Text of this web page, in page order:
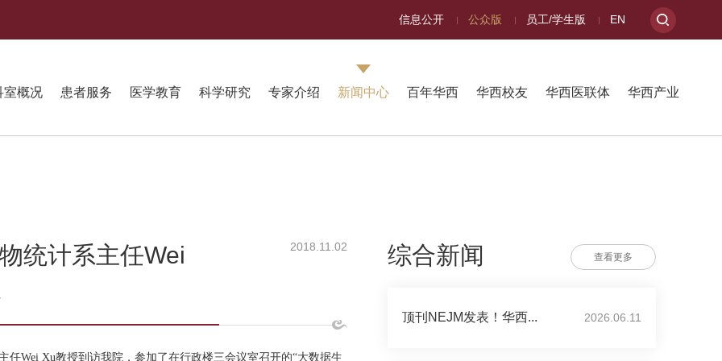
信息公开 公众版 员工/学生版 EN
室概况 患者服务 医学教育 科学研究 专家介绍 新闻中心 百年华西 华西校友 华西医联体 华西产业
统计系主任Wei
2018.11.02
任Wei Xu教授到访我院 ， 参加了在行政楼三会议室召开的“大数据生
综合新闻 查看更多
顶刊NEJM发表！华西... 2026.06.11